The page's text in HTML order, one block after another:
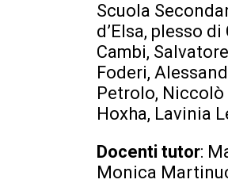
Scuola
d’Elsa, plesso
Cambi,
Foderi,
Petrolo, Niccolò
Hoxha, Lavinia
Docenti tutor:
Monica